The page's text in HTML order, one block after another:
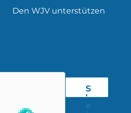
Den WJV unterstützen
S
'